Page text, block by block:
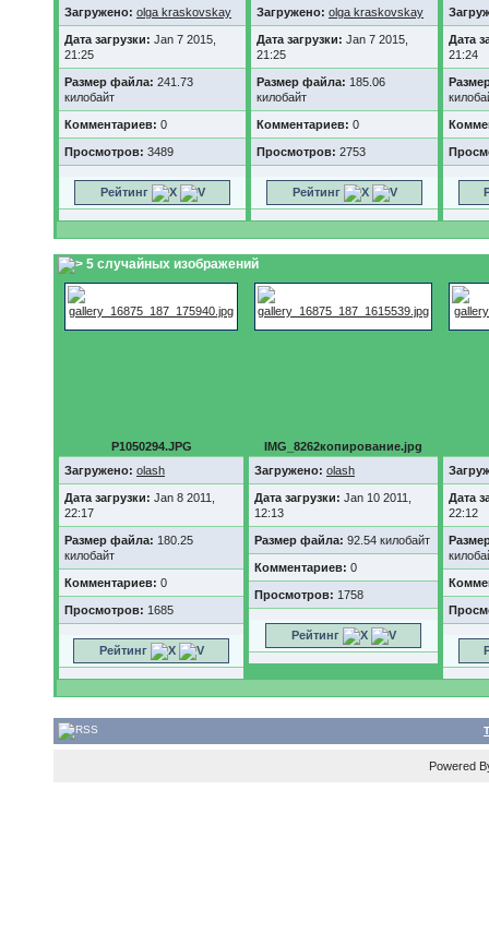
Загружено: olga kraskovskay
Дата загрузки: Jan 7 2015,
21:25
Размер файла: 241.73
килобайт
Комментариев: 0
Просмотров: 3489
Рейтинг
Загружено: olga kraskovskay
Дата загрузки: Jan 7 2015,
21:25
Размер файла: 185.06
килобайт
Комментариев: 0
Просмотров: 2753
Рейтинг
Дата
21:24
5 случайных изображений
P1050294.JPG
Загружено: olash
Дата загрузки: Jan 8 2011,
22:17
Размер файла: 180.25
килобайт
Комментариев: 0
Просмотров: 1685
Рейтинг
IMG_8262копирование.jpg
Загружено: olash
Дата загрузки: Jan 10 2011,
12:13
Размер файла: 92.54 килобайт
Комментариев: 0
Просмотров: 1758
Рейтинг
Дата
22:12
Powered